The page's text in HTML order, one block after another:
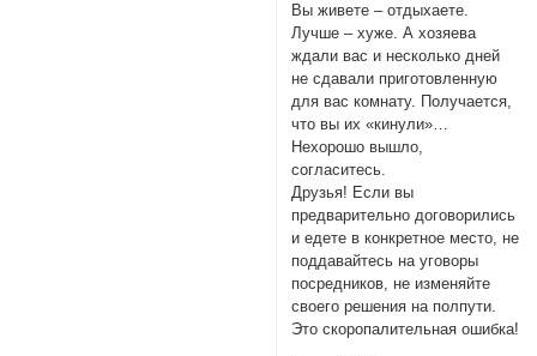
Вы живете – отдыхаете.
Лучше – хуже. А хозяева
ждали вас и несколько дней
не сдавали приготовленную
для вас комнату. Получается,
что вы их «кинули»…
Нехорошо вышло,
согласитесь.
Друзья! Если вы
предварительно договорились
и едете в конкретное место, не
поддавайтесь на уговоры
посредников, не изменяйте
своего решения на полпути.
Это скоропалительная ошибка!